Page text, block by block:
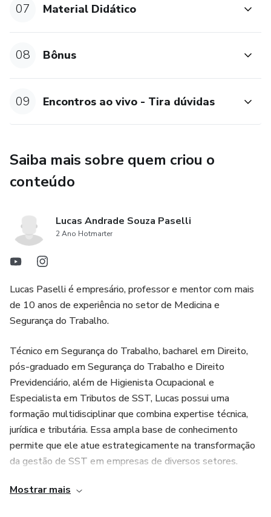
Você vai aprender a:
plano de ação;
relatório analítico;
✔ Construir um LTCAT robusto, garantindo segurança
✔ Preencher o PPP físico e eletrônico corretamente.
Médicos do Trabalho, Consultores de SST, Empresários e
Estudantes que querem se destacar no mercado.
Com o SST DOCMASTER, você se torna referência em
documentação de SST, ganhando segurança, autoridade e
reconhecimento profissional.
Inclui: modelos prontos, checklists, pareceres. técnicos,
mapas mentais e materiais de apoio.
🚀 Transforme sua carreira e se torne indispensável no
mercado de SST!
07 Material Didático
08 Bônus
09 Encontros ao vivo - Tira dúvidas
Saiba mais sobre quem criou o
conteúdo
Lucas Andrade Souza Paselli
2 Ano Hotmarter
Lucas Paselli é empresário, professor e mentor com mais
de 10 anos de experiência no setor de Medicina e
Segurança do Trabalho.
Técnico em Segurança do Trabalho, bacharel em Direito,
pós-graduado em Segurança do Trabalho e Direito
Previdenciário, além de Higienista Ocupacional e
Especialista em Tributos de SST, Lucas possui uma
formação multidisciplinar que combina expertise técnica,
jurídica e tributária. Essa ampla base de conhecimento
permite que ele atue estrategicamente na transformação
da gestão de SST em empresas de diversos setores.
Seu trabalho é focado em ajudar organizações a reduzir
Mostrar mais